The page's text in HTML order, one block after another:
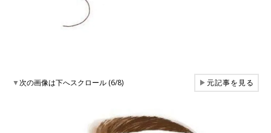
▼次の画像は下へスクロール (6/8) ▶元記事を見る